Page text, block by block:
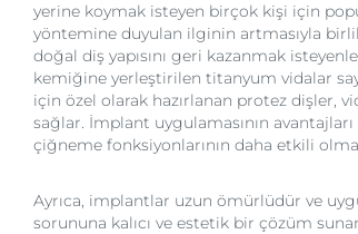
yerine koymak isteyen birçok kişi için
yöntemine duyulan ilginin artmasıyla
doğal diş yapısını geri kazanmak
kemiğine yerleştirilen titanyum vidalar
için özel olarak hazırlanan protez dişler,
sağlar. İmplant uygulamasının
çiğneme fonksiyonlarının daha etkili
Ayrıca, implantlar uzun ömürlüdür ve
sorununa kalıcı ve estetik bir çözüm